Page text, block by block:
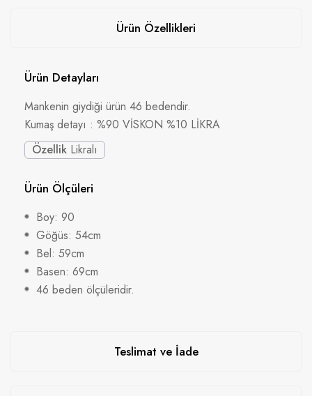
Ürün Özellikleri
Ürün Detayları
Mankenin giydiği ürün 46 bedendir.
Kumaş detayı : %90 VİSKON %10 LİKRA
Özellik Likralı
Ürün Ölçüleri
Boy: 90
Göğüs: 54cm
Bel: 59cm
Basen: 69cm
46 beden ölçüleridir.
Teslimat ve İade